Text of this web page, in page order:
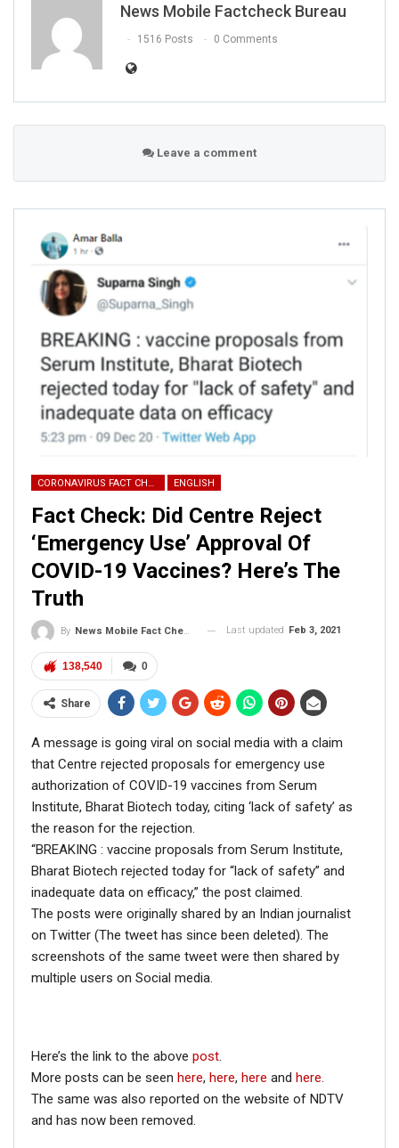
Picture/video
Picture/video url
Click herefor Latest News
updates and viral videos on our
AI-powered smartnews
News Mobile Factcheck Bureau
1516 Posts 0 Comments
Leave a comment
CORONAVIRUS FACT CHECK ENGLISH
Fact Check: Did Centre Reject
‘Emergency Use’ Approval Of
COVID-19 Vaccines? Here’s The
Truth
By News Mobile Fact Check Bureau Last updated Feb 3, 2021
0
138,540
Share
A message is going viral on social media with a claim
that Centre rejected proposals for emergency use
authorization of COVID-19 vaccines from Serum
Institute, Bharat Biotech today, citing ‘lack of safety’ as
the reason for the rejection.
“BREAKING : vaccine proposals from Serum Institute,
Bharat Biotech rejected today for “lack of safety” and
inadequate data on efficacy,” the post claimed.
The posts were originally shared by an Indian journalist
on Twitter (The tweet has since been deleted). The
screenshots of the same tweet were then shared by
multiple users on Social media.
Here’s the link to the above post
More posts can be seen here, here, here and here
The same was also reported on the website of NDTV
and has now been removed.